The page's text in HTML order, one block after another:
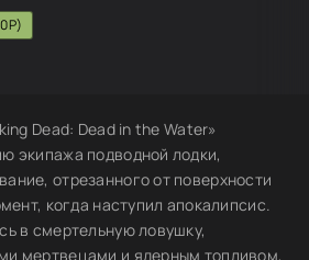
Dead: Dead in the Water»
экипажа подводной лодки,
отрезанного от поверхности
когда наступил апокалипсис.
в смертельную ловушку,
мертвецами и ядерным топливом,